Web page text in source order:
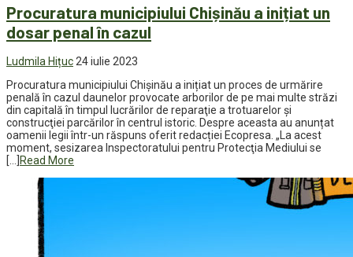
Procuratura municipiului Chișinău a inițiat un
dosar penal în cazul
Ludmila Hițuc 24 iulie 2023
Procuratura municipiului Chișinău a inițiat un proces de urmărire
penală în cazul daunelor provocate arborilor de pe mai multe străzi
din capitală în timpul lucrărilor de reparaţie a trotuarelor şi
construcţiei parcărilor în centrul istoric. Despre aceasta au anunțat
oamenii legii într-un răspuns oferit redacției Ecopresa. „La acest
moment, sesizarea Inspectoratului pentru Protecţia Mediului se
[…]
Read More